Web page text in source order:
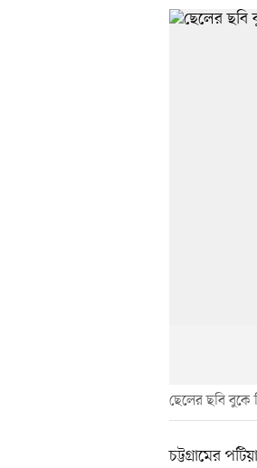
ছেলের ছবি বুকে
চট্টগ্রামের